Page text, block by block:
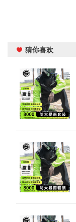
猜你喜欢